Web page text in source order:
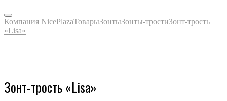
Компания NicePlazaТоварыЗонтыЗонты-тростиЗонт-трость
«Lisa»
Зонт-трость «Lisa»